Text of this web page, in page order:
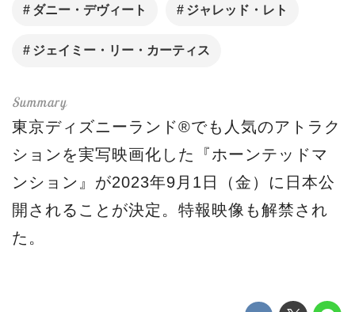
ダニー・デヴィート ジャレッド・レト
ジェイミー・リー・カーティス
東京ディズニーランド®でも人気のアトラク
ションを実写映画化した『ホーンテッドマ
ンション』が2023年9月1日（金）に日本公
開されることが決定。特報映像も解禁され
た。